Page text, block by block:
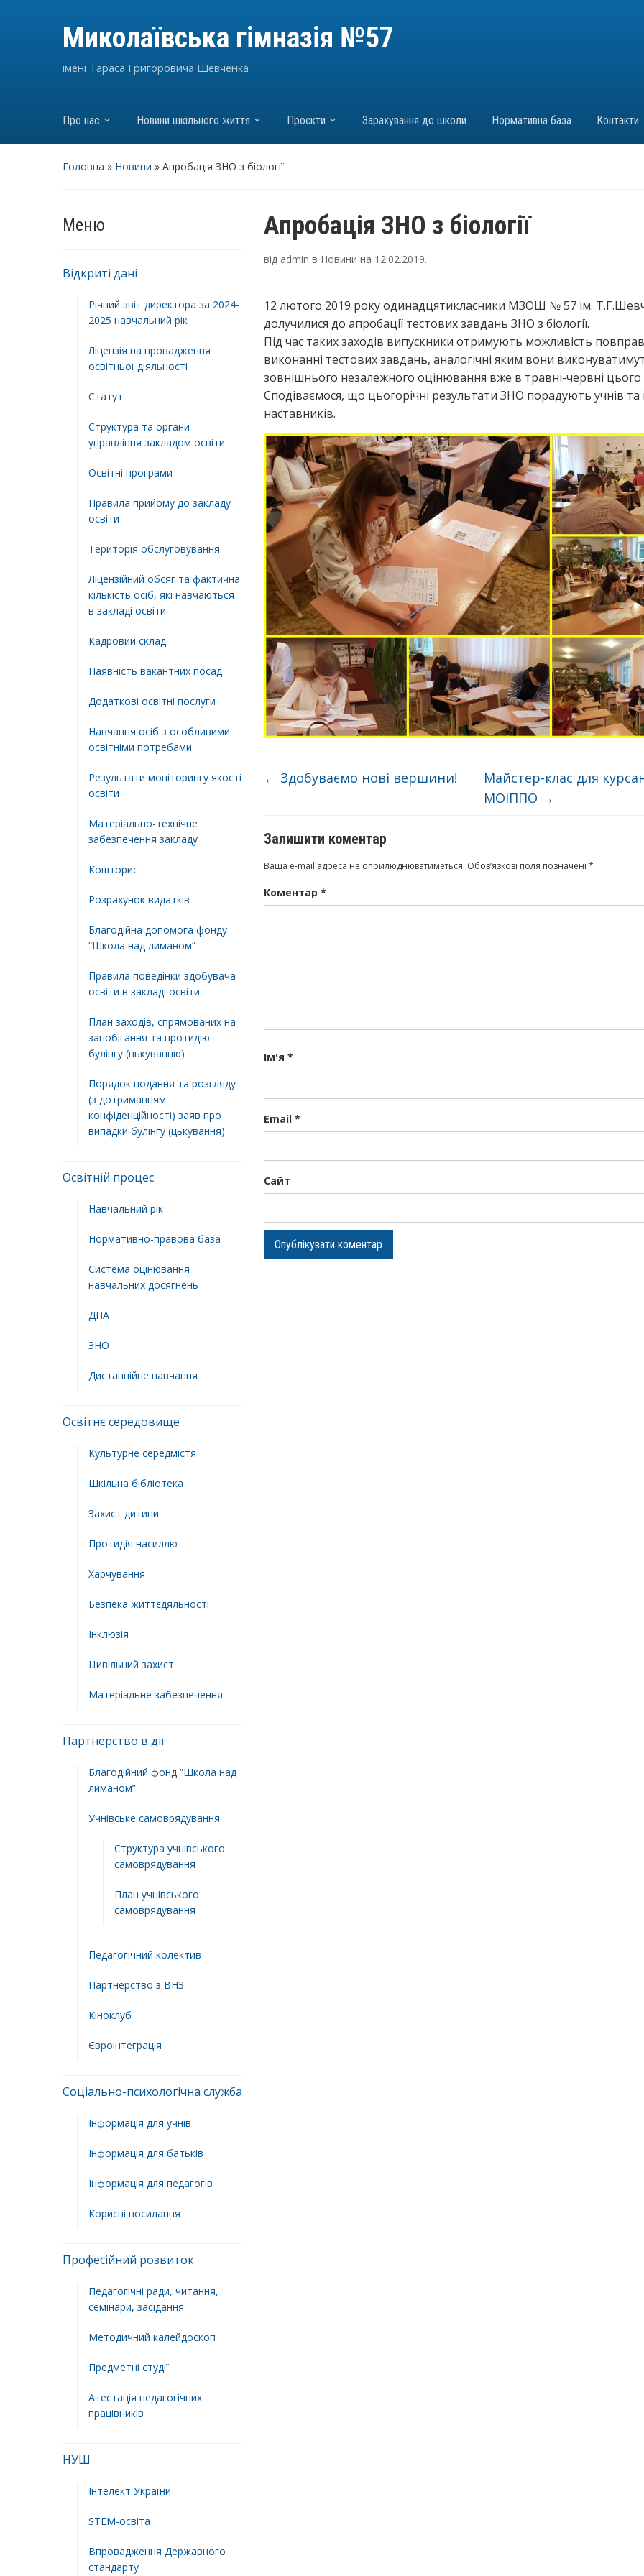
Миколаївська гімназія №57
імені Тараса Григоровича Шевченка
Про нас Новини шкільного життя Проєкти Зарахування до школи Нормативна база Контакти
Головна » Новини » Апробація ЗНО з біології
Меню
Відкриті дані
Річний звіт директора за 2024-
2025 навчальний рік
Ліцензія на провадження
освітньої діяльності
Статут
Структура та органи
управління закладом освіти
Освiтнi програми
Правила прийому до закладу
освіти
Територiя обслуговування
Ліцензійний обсяг та фактична
кількість осіб, які навчаються
в закладі освіти
Кадровий склад
Наявність вакантних посад
Додатковi освiтнi послуги
Навчання осіб з особливими
освітніми потребами
Результати моніторингу якості
освіти
Матеріально-технічне
забезпечення закладу
Кошторис
Розрахунок видатків
Благодійна допомога фонду
“Школа над лиманом”
Правила поведінки здобувача
освіти в закладі освіти
План заходів, спрямованих на
запобігання та протидію
булінгу (цькуванню)
Порядок подання та розгляду
(з дотриманням
конфіденційності) заяв про
випадки булінгу (цькування)
Освітній процес
Навчальний рік
Нормативно-правова база
Система оцінювання
навчальних досягнень
ДПА
ЗНО
Дистанційне навчання
Освітнє середовище
Культурне середмістя
Шкільна бібліотека
Захист дитини
Протидія насиллю
Харчування
Безпека життєдяльності
Інклюзія
Цивільний захист
Матеріальне забезпечення
Партнерство в дії
Благодійний фонд ”Школа над
лиманом”
Учнівське самоврядування
Структура учнiвського
самоврядування
План учнiвського
самоврядування
Педагогічний колектив
Партнерство з ВНЗ
Кіноклуб
Євроінтеграція
Соціально-психологічна служба
Інформація для учнів
Інформація для батьків
Інформація для педагогів
Корисні посилання
Професійний розвиток
Педагогічні ради, читання,
семінари, засідання
Методичний калейдоскоп
Предметні студії
Атестація педагогічних
працівників
НУШ
Інтелект України
STEM-освіта
Впровадження Державного
стандарту
Апробація ЗНО з біології
від admin в Новини на 12.02.2019.
12 лютого 2019 року одинадцятикласники МЗОШ № 57 ім.
долучилися до апробації тестових завдань ЗНО з біології.
Під час таких заходів випускники отримують можливість
виконанні тестових завдань, аналогічні яким вони
зовнішнього незалежного оцінювання вже в травні-червні цього
Сподіваємося, що цьогорічні результати ЗНО порадують учнів та
наставників.
← Здобуваємо нові вершини!
Майстер-клас для
МОІППО →
Залишити коментар
Ваша e-mail адреса не оприлюднюватиметься. Обов’язкові поля позначені *
Коментар *
Ім'я *
Email *
Сайт